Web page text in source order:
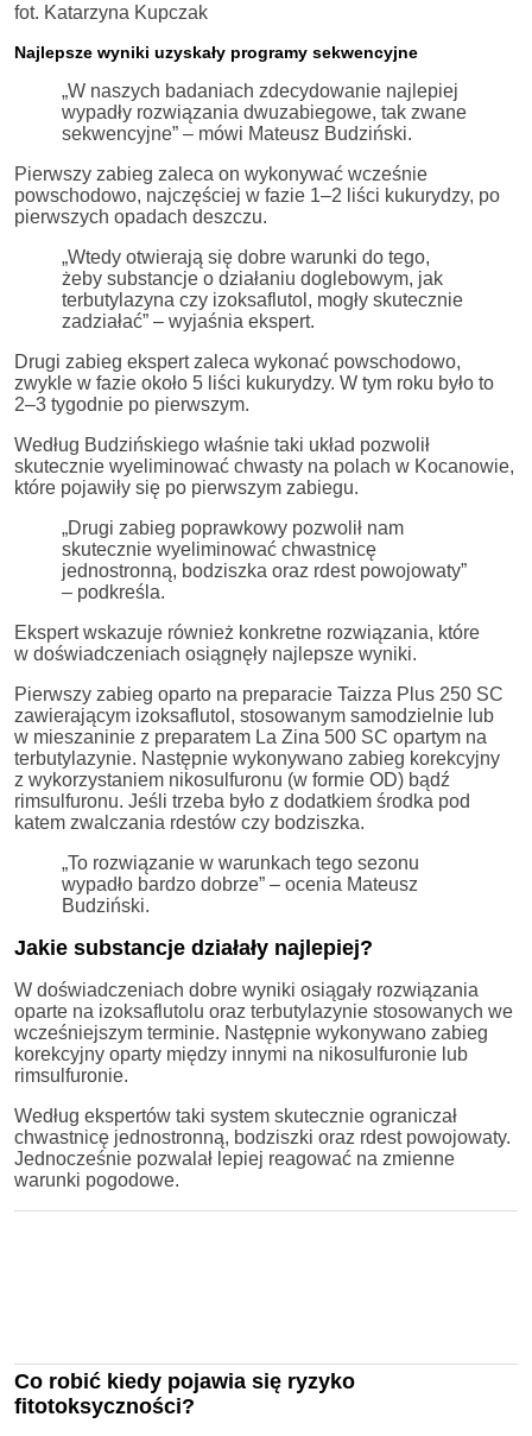
fot. Katarzyna Kupczak
Najlepsze wyniki uzyskały programy sekwencyjne
„W naszych badaniach zdecydowanie najlepiej
wypadły rozwiązania dwuzabiegowe, tak zwane
sekwencyjne” – mówi Mateusz Budziński.
Pierwszy zabieg zaleca on wykonywać wcześnie
powschodowo, najczęściej w fazie 1–2 liści kukurydzy, po
pierwszych opadach deszczu.
„Wtedy otwierają się dobre warunki do tego,
żeby substancje o działaniu doglebowym, jak
terbutylazyna czy izoksaflutol, mogły skutecznie
zadziałać” – wyjaśnia ekspert.
Drugi zabieg ekspert zaleca wykonać powschodowo,
zwykle w fazie około 5 liści kukurydzy. W tym roku było to
2–3 tygodnie po pierwszym.
Według Budzińskiego właśnie taki układ pozwolił
skutecznie wyeliminować chwasty na polach w Kocanowie,
które pojawiły się po pierwszym zabiegu.
„Drugi zabieg poprawkowy pozwolił nam
skutecznie wyeliminować chwastnicę
jednostronną, bodziszka oraz rdest powojowaty”
– podkreśla.
Ekspert wskazuje również konkretne rozwiązania, które
w doświadczeniach osiągnęły najlepsze wyniki.
Pierwszy zabieg oparto na preparacie Taizza Plus 250 SC
zawierającym izoksaflutol, stosowanym samodzielnie lub
w mieszaninie z preparatem La Zina 500 SC opartym na
terbutylazynie. Następnie wykonywano zabieg korekcyjny
z wykorzystaniem nikosulfuronu (w formie OD) bądź
rimsulfuronu. Jeśli trzeba było z dodatkiem środka pod
katem zwalczania rdestów czy bodziszka.
„To rozwiązanie w warunkach tego sezonu
wypadło bardzo dobrze” – ocenia Mateusz
Budziński.
Jakie substancje działały najlepiej?
W doświadczeniach dobre wyniki osiągały rozwiązania
oparte na izoksaflutolu oraz terbutylazynie stosowanych we
wcześniejszym terminie. Następnie wykonywano zabieg
korekcyjny oparty między innymi na nikosulfuronie lub
rimsulfuronie.
Według ekspertów taki system skutecznie ograniczał
chwastnicę jednostronną, bodziszki oraz rdest powojowaty.
Jednocześnie pozwalał lepiej reagować na zmienne
warunki pogodowe.
Co robić kiedy pojawia się ryzyko
fitotoksyczności?